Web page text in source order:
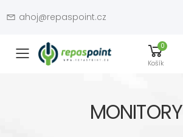
ahoj@repaspoint.cz
Přepínač menu
0
Košík
MONITORY